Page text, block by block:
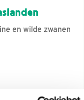
en wilde zwanen